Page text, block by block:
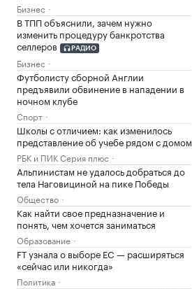
Бизнес
В ТПП объяснили, зачем нужно
изменить процедуру банкротства
селлеров
РАДИО
Бизнес
Футболисту сборной Англии
предъявили обвинение в нападении в
ночном клубе
Спорт
Школы с отличием: как изменилось
представление об учебе рядом с домом
РБК и ПИК Серия плюс
Альпинистам не удалось добраться до
тела Наговициной на пике Победы
Общество
Как найти свое предназначение и
понять, чем хочется заниматься
Образование
FT узнала о выборе ЕС — расширяться
«сейчас или никогда»
Политика